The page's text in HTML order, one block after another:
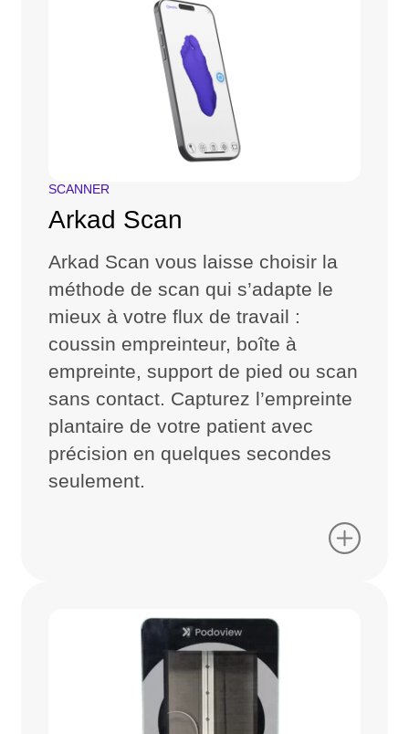
SCANNER
Arkad Scan
Arkad Scan vous laisse choisir la
méthode de scan qui s’adapte le
mieux à votre flux de travail :
coussin empreinteur, boîte à
empreinte, support de pied ou scan
sans contact. Capturez l’empreinte
plantaire de votre patient avec
précision en quelques secondes
seulement.